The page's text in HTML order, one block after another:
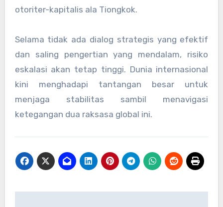
otoriter-kapitalis ala Tiongkok.
Selama tidak ada dialog strategis yang efektif
dan saling pengertian yang mendalam, risiko
eskalasi akan tetap tinggi. Dunia internasional
kini menghadapi tantangan besar untuk
menjaga stabilitas sambil menavigasi
ketegangan dua raksasa global ini.